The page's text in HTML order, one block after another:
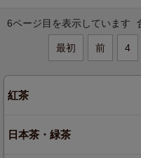
6ページ目を表示しています
最初 前 4
紅茶
日本茶・緑茶